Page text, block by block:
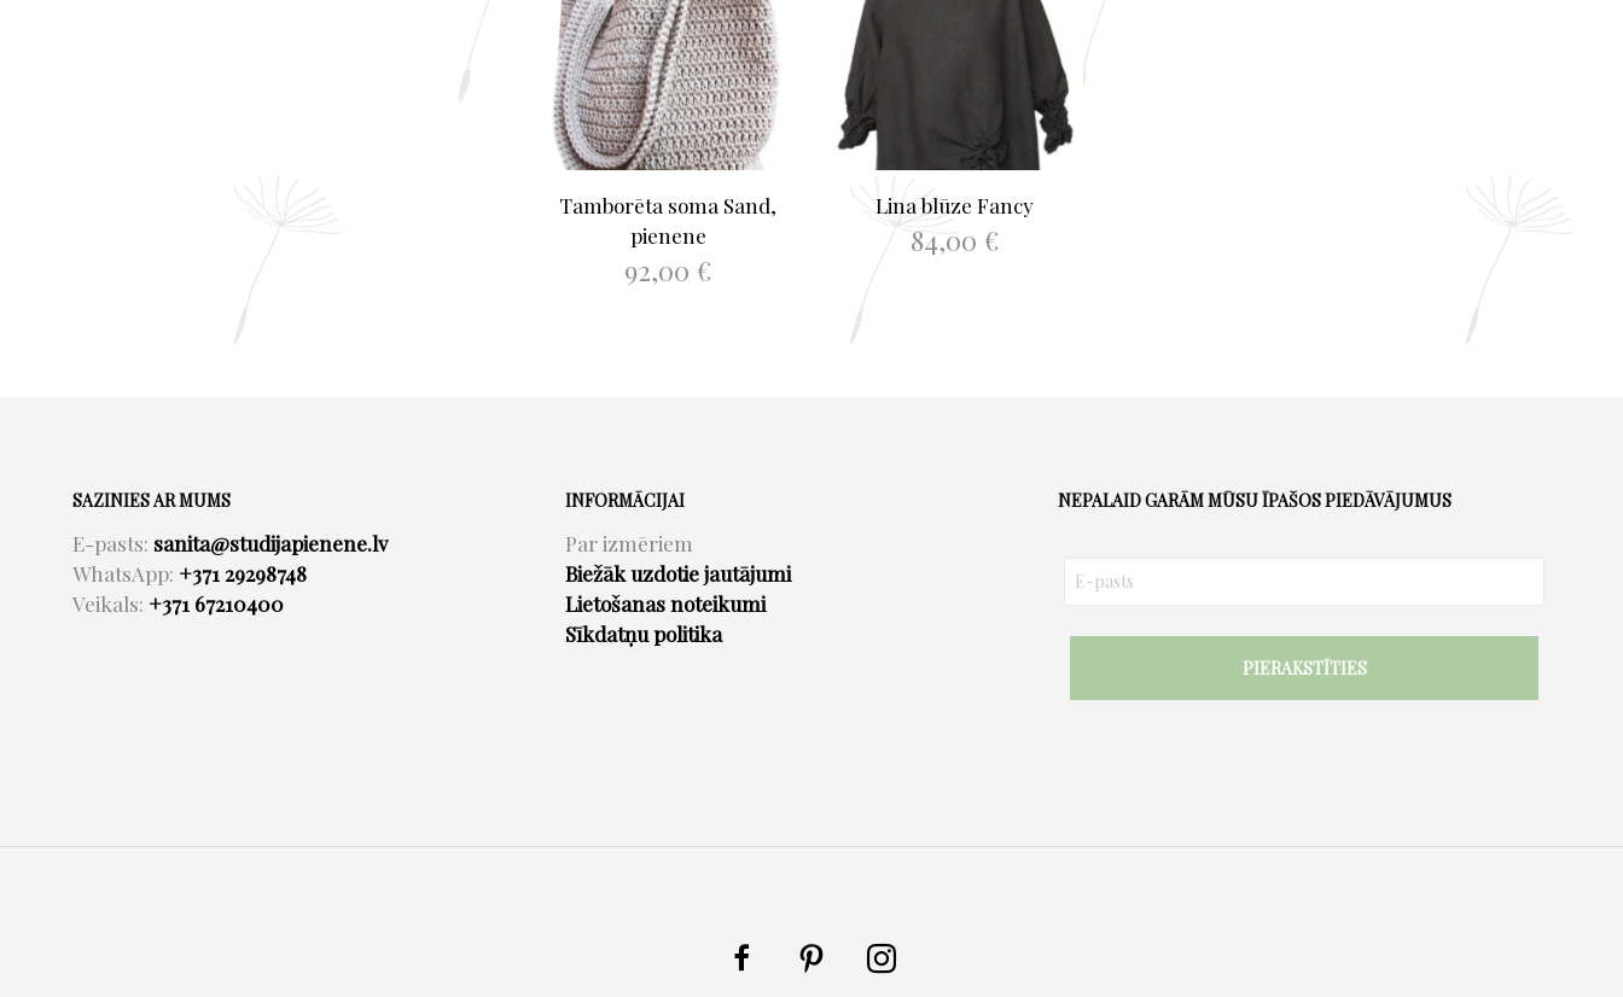
Tamborēta soma Sand,
pienene
92,00€
Lina blūze Fancy
84,00€
product
SAZINIES AR MUMS
E-pasts: sanita@studijapienene.lv
WhatsApp: +371 29298748
Veikals: +371 67210400
INFORMĀCIJAI
Par izmēriem
Biežāk uzdotie jautājumi
Lietošanas noteikumi
Sīkdatņu politika
NEPALAID GARĀM MŪSU ĪPAŠOS PIEDĀVĀJUMUS